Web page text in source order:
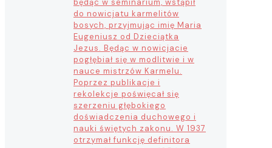
do nowicjatu karmelitów
bosych, przyjmując imię Maria
Eugeniusz od Dzieciątka
Jezus. Będąc w nowicjacie
pogłębiał się w modlitwie i w
nauce mistrzów Karmelu.
Poprzez publikacje i
rekolekcje poświęcał się
szerzeniu głębokiego
doświadczenia duchowego i
nauki świętych zakonu. W 1937
otrzymał funkcję definitora